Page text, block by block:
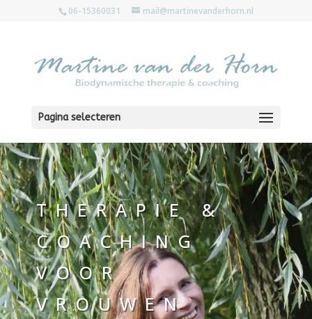
06-15360031 mail@martinevanderhorn.nl
Pagina selecteren
THERAPIE &
COACHING
VOOR
VROUWEN